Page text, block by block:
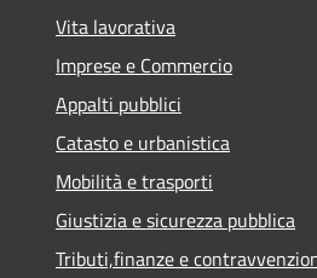
Vita lavorativa
Imprese e Commercio
Appalti pubblici
Catasto e urbanistica
Mobilità e trasporti
Giustizia e sicurezza pubblica
Tributi,finanze e